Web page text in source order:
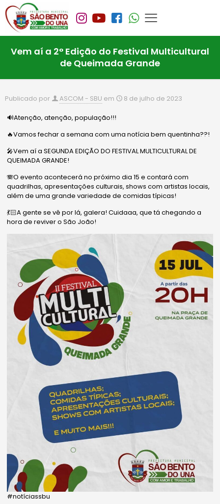
Vem aí a 2° Edição do Festival Multicultural
de Queimada Grande
Publicado por ASCOM - SBU em 8 de julho de 2023
🔊Atenção, atenção, população!!!
🔥Vamos fechar a semana com uma notícia bem quentinha??!
🎤Vem aí a SEGUNDA EDIÇÃO DO FESTIVAL MULTICULTURAL DE
QUEIMADA GRANDE!
🪗O evento acontecerá no próximo dia 15 e contará com
quadrilhas, apresentações culturais, shows com artistas locais,
além de uma grande variedade de comidas típicas!
💃🏻A gente se vê por lá, galera! Cuidaaa, que tá chegando a
hora de reviver o São João!
#notíciassbu